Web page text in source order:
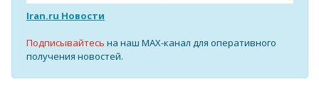
Iran.ru Новости
Подписывайтесь на наш MAX-канал для оперативного
получения новостей.